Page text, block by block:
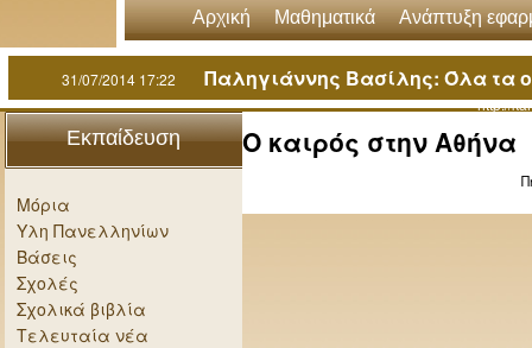
Αρχική Μαθηματικά Ανάπτυξη
31/07/2014 17:22 Παληγιάννης Βασίλης: Όλα τα
http://
Εκπαίδευση
Μόρια
Υλη Πανελληνίων
Βάσεις
Σχολές
Σχολικά βιβλία
Τελευταία νέα
Ο καιρός στην Αθήνα